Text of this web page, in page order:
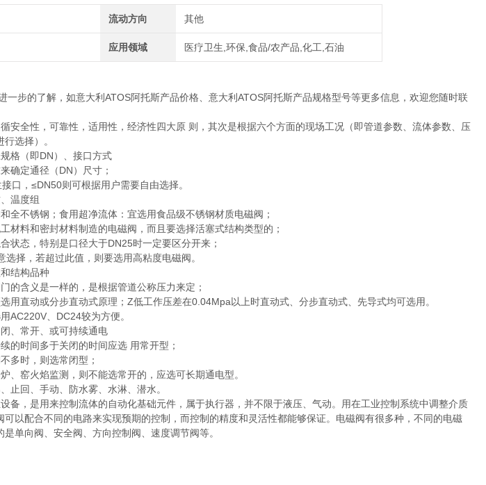
流动方向 其他
应用领域 医疗卫生,环保,食品/农产品,化工,石油
步的了解，如意大利ATOS阿托斯产品价格、意大利ATOS阿托斯产品规格型号等更多信息，欢迎您随时联
全性，可靠性，适用性，经济性四大原 则，其次是根据六个方面的现场工况（即管道参数、流体参数、压
选择）。
格（即DN）、接口方式
定通径（DN）尺寸；
，≤DN50则可根据用户需要自由选择。
温度组
不锈钢；食用超净流体：宜选用食品级不锈钢材质电磁阀；
料和密封材料制造的电磁阀，而且要选择活塞式结构类型的；
态，特别是口径大于DN25时一定要区分开来；
，若超过此值，则要选用高粘度电磁阀。
结构品种
含义是一样的，是根据管道公称压力来定；
直动或分步直动式原理；Z低工作压差在0.04Mpa以上时直动式、分步直动式、先导式均可选用。
、DC24较为方便。
、常开、或可持续通电
时间多于关闭的时间应选 用常开型；
时，则选常闭型；
窑火焰监测，则不能选常开的，应选可长期通电型。
回、手动、防水雾、水淋、潜水。
，是用来控制流体的自动化基础元件，属于执行器，并不限于液压、气动。用在工业控制系统中调整介质
以配合不同的电路来实现预期的控制，而控制的精度和灵活性都能够保证。电磁阀有很多种，不同的电磁
单向阀、安全阀、方向控制阀、速度调节阀等。